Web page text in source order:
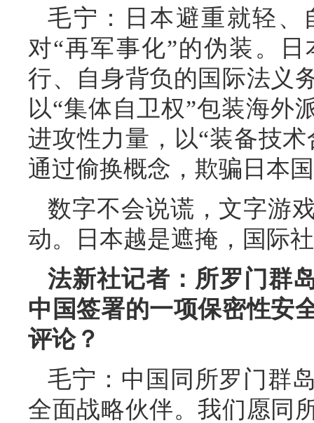
毛宁：日本避重就轻、
对“再军事化”的伪装。
行、自身背负的国际法义
以“集体自卫权”包装海外
进攻性力量，以“装备技
通过偷换概念，欺骗日本
数字不会说谎，文字游
动。日本越是遮掩，国际
法新社记者：所罗门群
中国签署的一项保密性安
评论？
毛宁：中国同所罗门群
全面战略伙伴。我们愿同